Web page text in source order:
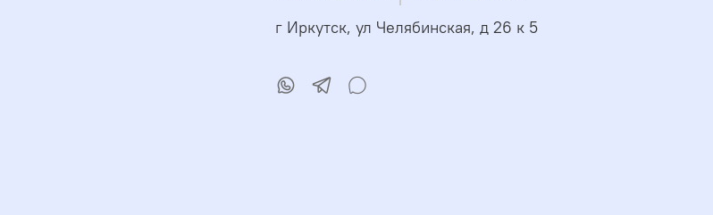
г Иркутск, ул Челябинская, д 26 к 5